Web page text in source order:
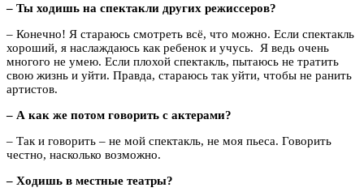
– Ты ходишь на спектакли других режиссеров?
– Конечно! Я стараюсь смотреть всё, что можно. Если спектакль
хороший, я наслаждаюсь как ребенок и учусь. Я ведь очень
многого не умею. Если плохой спектакль, пытаюсь не тратить
свою жизнь и уйти. Правда, стараюсь так уйти, чтобы не ранить
артистов.
– А как же потом говорить с актерами?
– Так и говорить – не мой спектакль, не моя пьеса. Говорить
честно, насколько возможно.
– Ходишь в местные театры?